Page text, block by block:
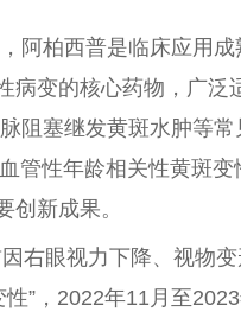
阿柏西普是临床应用成
病变的核心药物，广泛
阻塞继发黄斑水肿等
管性年龄相关性黄斑
新成果。
右眼视力下降、视物
”，2022年11月至